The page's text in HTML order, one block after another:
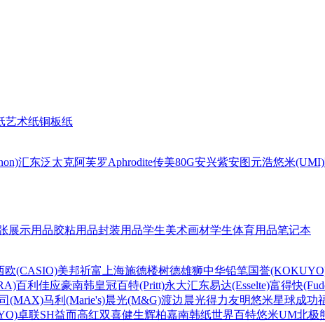
艺术纸铜板纸
汇东泛太克阿芙罗Aphrodite传美80G安兴紫安图元浩悠米(UMI)
展示用品胶粘用品封装用品学生美术画材学生体育用品笔记本
欧(CASIO)美邦祈富 上海施德楼树德雄狮中华铅笔国誉
百利佳应豪南韩皇冠百特(Pritt)永大汇东易达(Esselte)富得快
(MAX)马利(Marie's)晨光(M&G)渡边 晨光得力友明悠米星球成功
卓联SH益而高红双喜健生辉柏嘉南韩纸世界百特悠米UM北极